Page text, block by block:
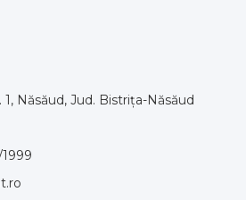
Năsăud, Jud. Bistrița-Năsăud